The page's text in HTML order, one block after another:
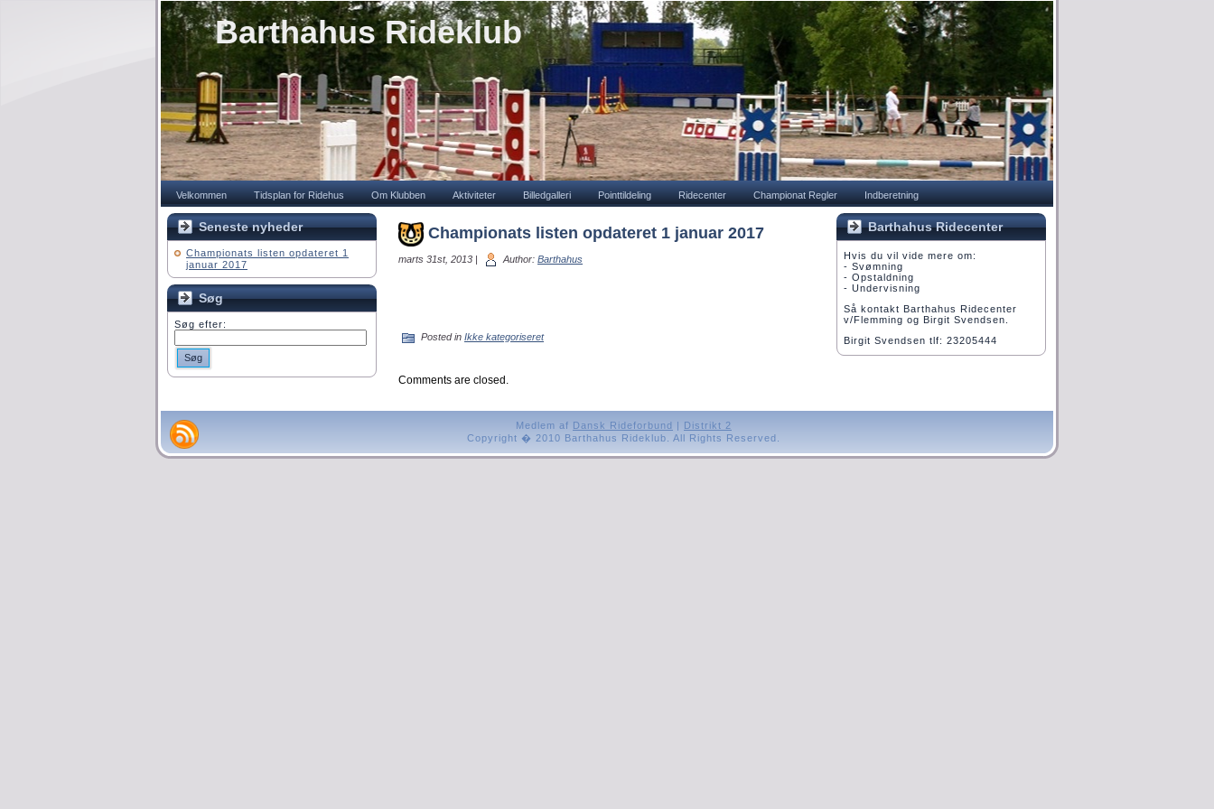
Barthahus Rideklub
Velkommen Tidsplan for Ridehus Om Klubben Aktiviteter Billedgalleri Pointtildeling Ridecenter Championat Regler Indberetning
Seneste nyheder
Championats listen opdateret 1
januar 2017
Søg
Søg efter:
Søg
Championats listen opdateret 1 januar 2017
marts 31st, 2013 | Author: Barthahus
Posted in Ikke kategoriseret
Comments are closed.
Barthahus Ridecenter
Hvis du vil vide mere om:
- Svømning
- Opstaldning
- Undervisning
Så kontakt Barthahus Ridecenter
v/Flemming og Birgit Svendsen.
Birgit Svendsen tlf: 23205444
Medlem af Dansk Rideforbund | Distrikt 2
Copyright � 2010 Barthahus Rideklub. All Rights Reserved.